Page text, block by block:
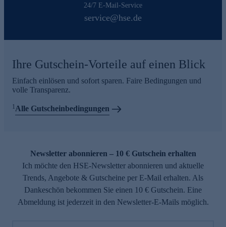
24/7 E-Mail-Service
service@hse.de
Ihre Gutschein-Vorteile auf einen Blick
Einfach einlösen und sofort sparen. Faire Bedingungen und
volle Transparenz.
1Alle Gutscheinbedingungen
Newsletter abonnieren – 10 € Gutschein erhalten
Ich möchte den HSE-Newsletter abonnieren und aktuelle
Trends, Angebote & Gutscheine per E-Mail erhalten. Als
Dankeschön bekommen Sie einen 10 € Gutschein. Eine
Abmeldung ist jederzeit in den Newsletter-E-Mails möglich.